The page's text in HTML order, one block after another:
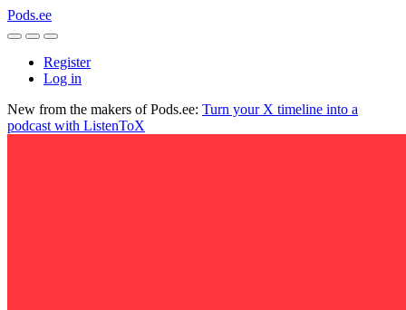
Pods.ee
Register
Log in
New from the makers of Pods.ee: Turn your X timeline into a
podcast with ListenToX